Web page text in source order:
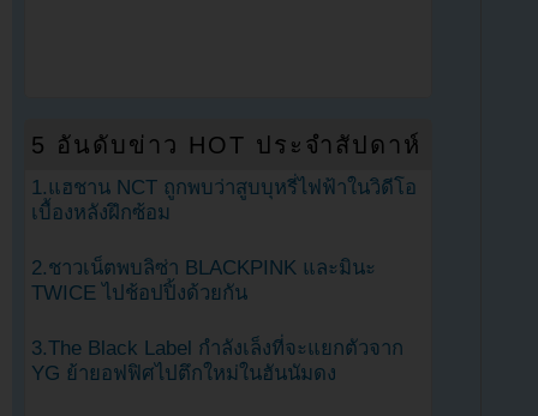
5 อันดับข่าว HOT ประจำสัปดาห์
1.แฮชาน NCT ถูกพบว่าสูบบุหรี่ไฟฟ้าในวิดีโอ
เบื้องหลังฝึกซ้อม
2.ชาวเน็ตพบลิซ่า BLACKPINK และมินะ
TWICE ไปช้อปปิ้งด้วยกัน
3.The Black Label กำลังเล็งที่จะแยกตัวจาก
YG ย้ายอฟฟิศไปตึกใหม่ในฮันนัมดง